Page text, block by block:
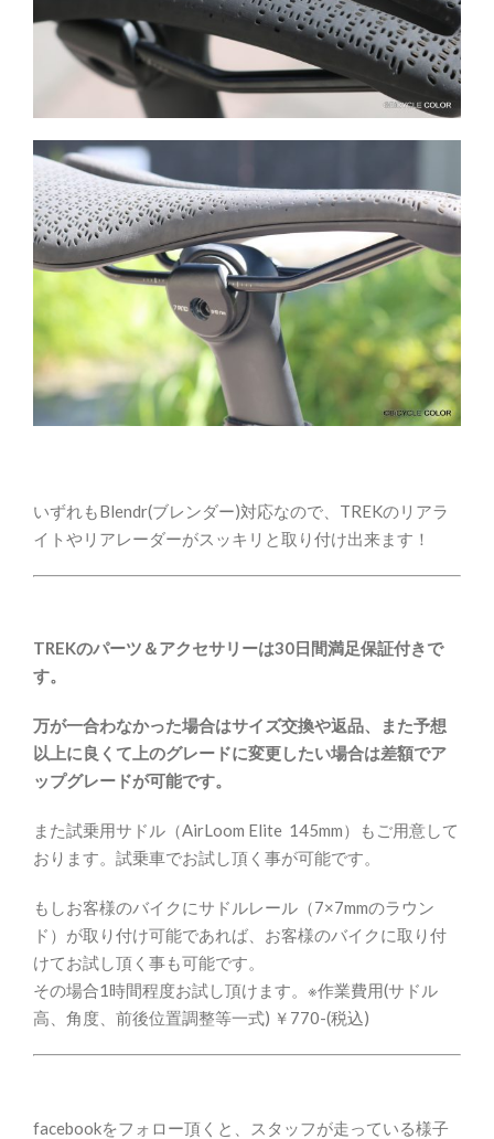
いずれもBlendr(ブレンダー)対応なので、TREKのリアラ
イトやリアレーダーがスッキリと取り付け出来ます！
TREKのパーツ＆アクセサリーは30日間満足保証付きで
す。
万が一合わなかった場合はサイズ交換や返品、また予想
以上に良くて上のグレードに変更したい場合は差額でア
ップグレードが可能です。
また試乗用サドル（AirLoom Elite 145mm）もご用意して
おります。試乗車でお試し頂く事が可能です。
もしお客様のバイクにサドルレール（7×7mmのラウン
ド）が取り付け可能であれば、お客様のバイクに取り付
けてお試し頂く事も可能です。
その場合1時間程度お試し頂けます。※作業費用(サドル
高、角度、前後位置調整等一式) ￥770-(税込)
facebookをフォロー頂くと、スタッフが走っている様子